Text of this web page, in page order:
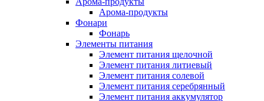
Арома-продукты
Фонари
Фонарь
Элементы питания
Элемент питания щелочной
Элемент питания литиевый
Элемент питания солевой
Элемент питания серебрянный
Элемент питания аккумулятор